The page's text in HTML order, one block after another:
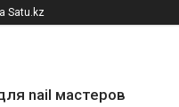
Satu.kz
nail мастеров